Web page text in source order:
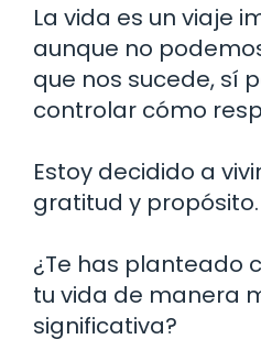
La vida es un viaje
aunque no
que nos sucede, sí
controlar cómo
Estoy decidido a
gratitud y propósito.
¿Te has planteado
tu vida de manera
significativa?